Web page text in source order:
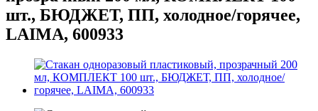
шт., БЮДЖЕТ, ПП, холодное/горячее,
LAIMA, 600933